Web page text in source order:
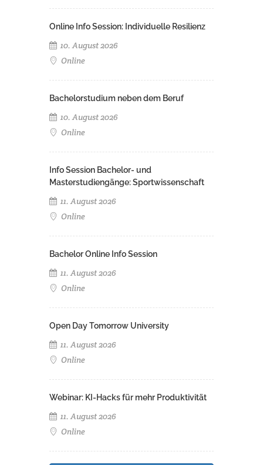
Online Info Session: Individuelle Resilienz
10. August 2026
Online
Bachelorstudium neben dem Beruf
10. August 2026
Online
Info Session Bachelor- und
Masterstudiengänge: Sportwissenschaft
11. August 2026
Online
Bachelor Online Info Session
11. August 2026
Online
Open Day Tomorrow University
11. August 2026
Online
Webinar: KI-Hacks für mehr Produktivität
11. August 2026
Online